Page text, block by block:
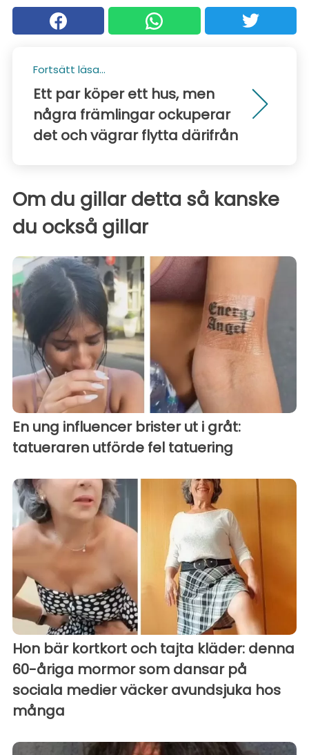
Fortsätt läsa...
Ett par köper ett hus, men
några främlingar ockuperar
det och vägrar flytta därifrån
Om du gillar detta så kanske
du också gillar
En ung influencer brister ut i gråt:
tatueraren utförde fel tatuering
Hon bär kortkort och tajta kläder: denna
60-åriga mormor som dansar på
sociala medier väcker avundsjuka hos
många